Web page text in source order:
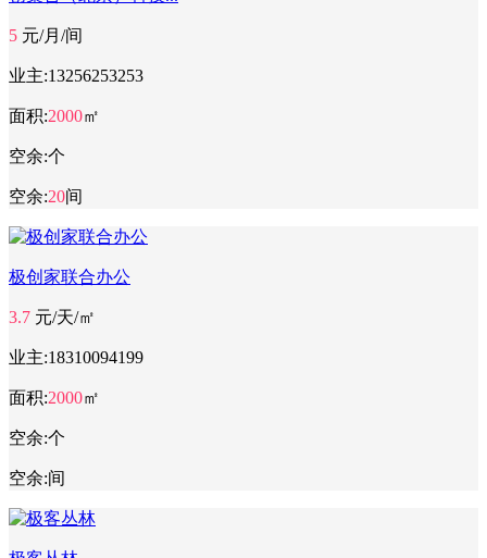
5 元/月/间
业主:13256253253
面积:2000㎡
空余:个
空余:20间
极创家联合办公
3.7 元/天/㎡
业主:18310094199
面积:2000㎡
空余:个
空余:间